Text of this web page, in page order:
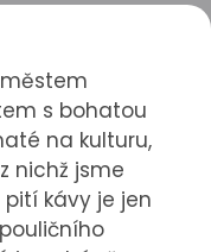
s bohatou
na kulturu,
nichž jsme
pití kávy je jen